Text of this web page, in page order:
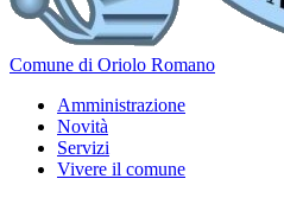
Comune di Oriolo Romano
Amministrazione
Novità
Servizi
Vivere il comune